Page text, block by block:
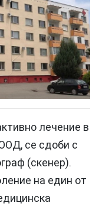
лечение в
се сдоби с
(скенер).
на един от